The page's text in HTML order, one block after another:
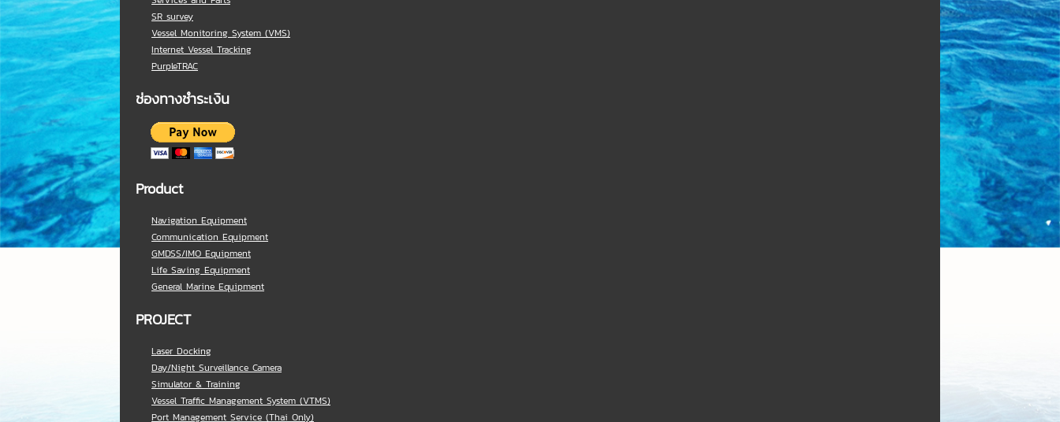
SR survey
Vessel Monitoring System (VMS)
Internet Vessel Tracking
PurpleTRAC
ช่องทางชำระเงิน
Product
Navigation Equipment
Communication Equipment
GMDSS/IMO Equipment
Life Saving Equipment
General Marine Equipment
PROJECT
Laser Docking
Day/Night Surveillance Camera
Simulator & Training
Vessel Traffic Management System (VTMS)
Port Management Service (Thai Only)